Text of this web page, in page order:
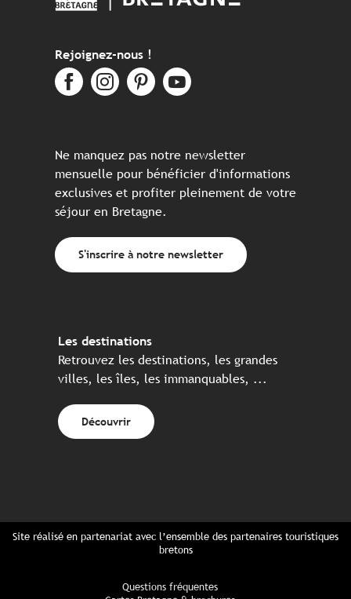
Rejoignez-nous !
Ne manquez pas notre newsletter
mensuelle pour bénéficier d'informations
exclusives et profiter pleinement de votre
séjour en Bretagne.
S'inscrire à notre newsletter
Les destinations
Retrouvez les destinations, les grandes
villes, les îles, les immanquables, ...
Découvrir
Site réalisé en partenariat avec l’ensemble des partenaires touristiques
bretons
Questions fréquentes